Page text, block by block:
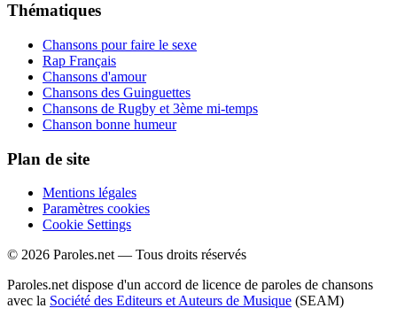
Thématiques
Chansons pour faire le sexe
Rap Français
Chansons d'amour
Chansons des Guinguettes
Chansons de Rugby et 3ème mi-temps
Chanson bonne humeur
Plan de site
Mentions légales
Paramètres cookies
Cookie Settings
© 2026 Paroles.net — Tous droits réservés
Paroles.net dispose d'un accord de licence de paroles de chansons
avec la Société des Editeurs et Auteurs de Musique (SEAM)